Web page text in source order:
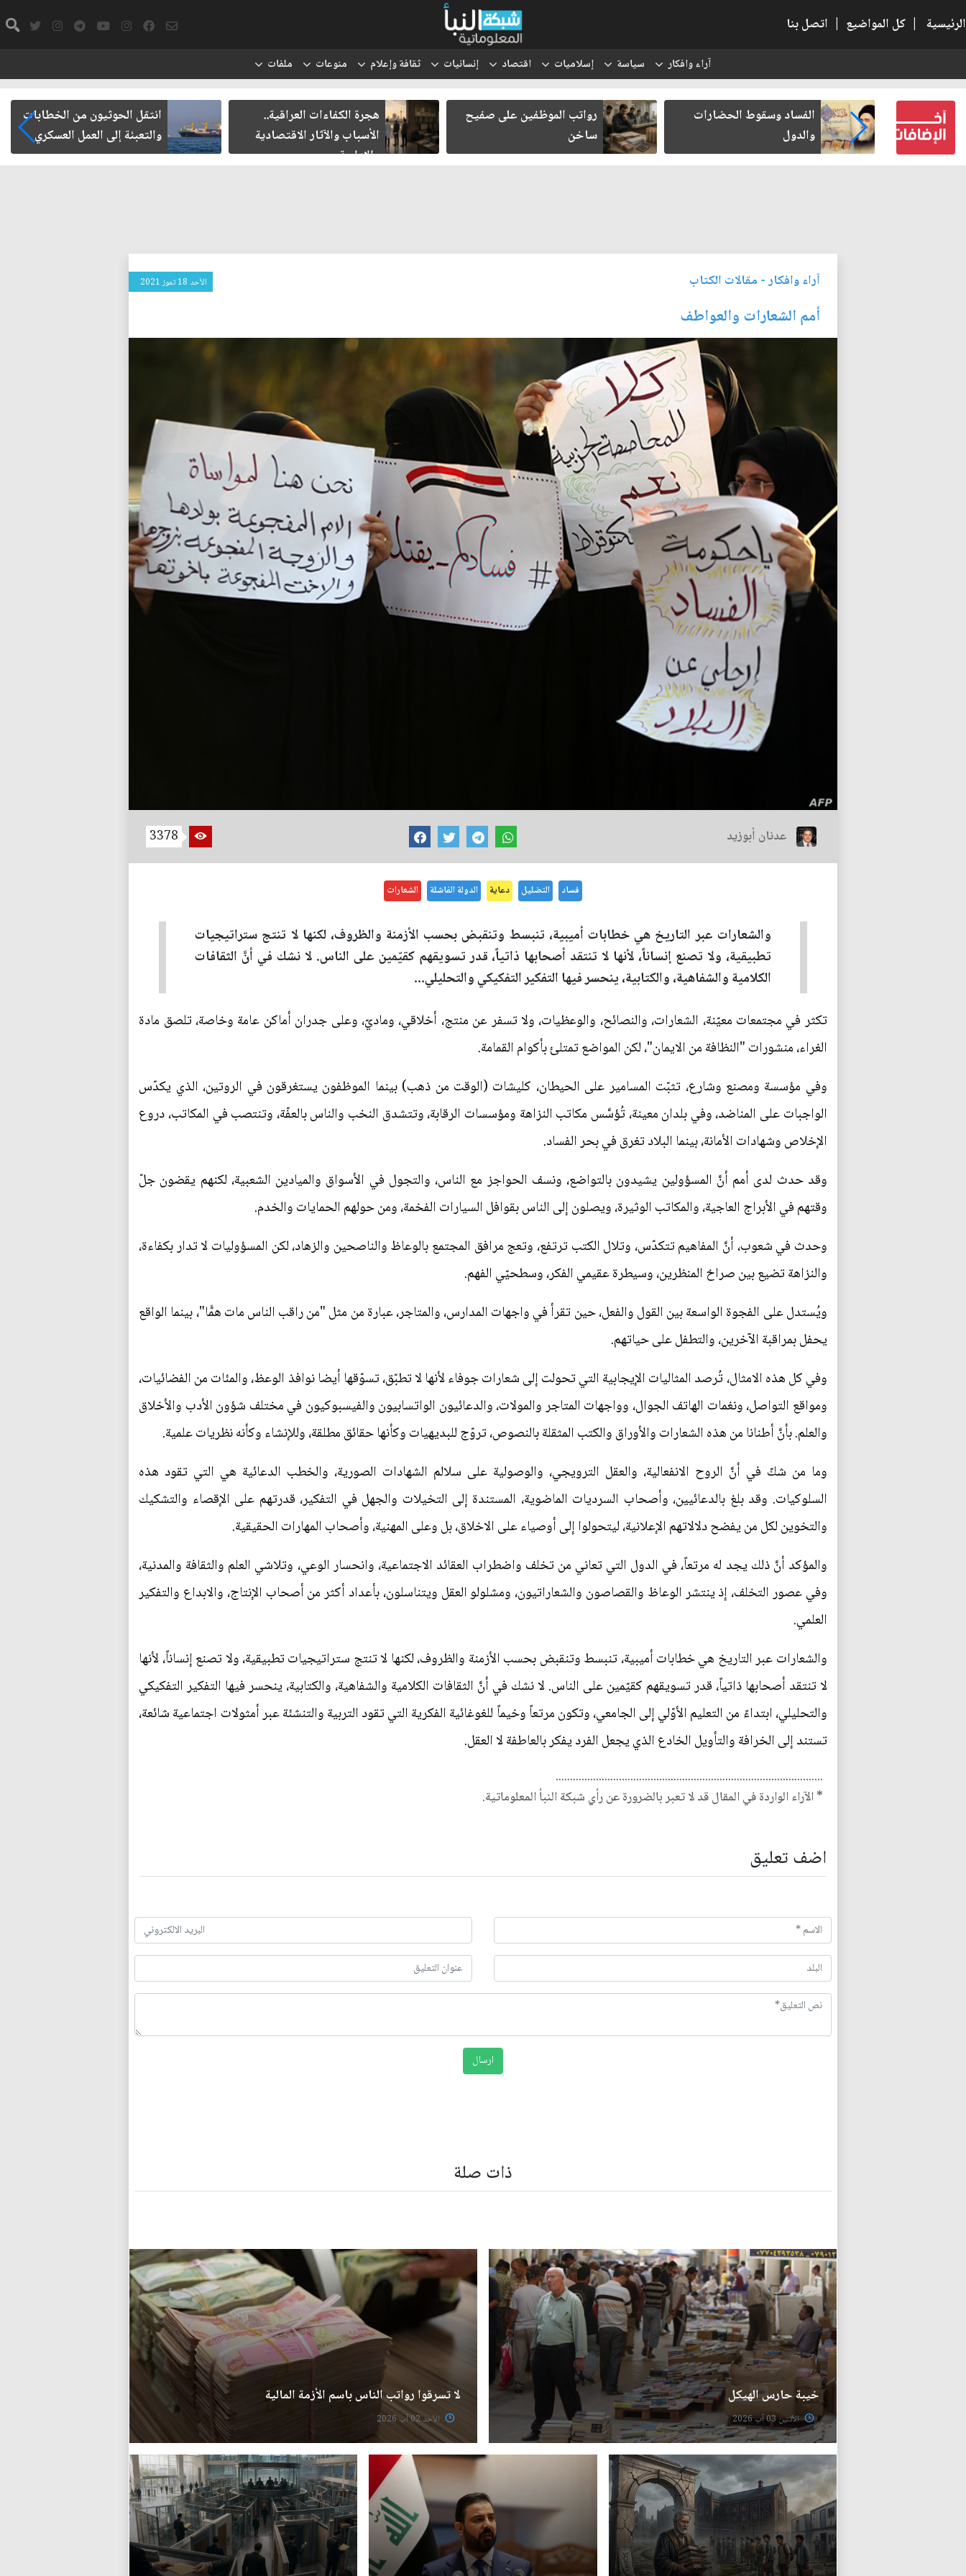
الرئيسية | كل المواضيع | اتصل بنا
آراء وافكار سياسة إسلاميات اقتصاد إنسانيات ثقافة وإعلام منوعات ملفات
الحضارات
رواتب الموظفين على صفيح
ساخن
هجرة الكفاءات العراقية..
الأسباب والآثار الاقتصادية
والإدارية
انتقل الحوثيون من الخطابات
والتعبئة إلى العمل العسكري
مأزق الزيدي مع الميليشيات
آراء وافكار- مقالات الكتاب الأحد 18 تموز 2021
أمم الشعارات والعواطف
عدنان أبوزيد 3378
فساد التضليل دعاية الدولة الفاشلة الشعارات
والشعارات عبر التاريخ هي خطابات أميبية، تنبسط وتنقبض بحسب الأزمنة والظروف، لكنها لا تنتج ستراتيجيات
تطبيقية، ولا تصنع إنساناً، لأنها لا تنتقد أصحابها ذاتياً، قدر تسويقهم كقيّمين على الناس. لا نشك في أنَّ الثقافات
الكلامية والشفاهية، والكتابية، ينحسر فيها التفكير التفكيكي والتحليلي...
تكثر في مجتمعات معيّنة، الشعارات، والنصائح، والوعظيات، ولا تسفر عن منتج، أخلاقي، وماديّ، وعلى جدران أماكن عامة وخاصة، تلصق مادة
الغراء، منشورات "النظافة من الايمان"، لكن المواضع تمتلئ بأكوام القمامة.
وفي مؤسسة ومصنع وشارع، تثبّت المسامير على الحيطان، كليشات (الوقت من ذهب) بينما الموظفون يستغرقون في الروتين، الذي يكدّس
الواجبات على المناضد، وفي بلدان معينة، تُؤسَّس مكاتب النزاهة ومؤسسات الرقابة، وتتشدق النخب والناس بالعفّة، وتنتصب في المكاتب، دروع
الإخلاص وشهادات الأمانة، بينما البلاد تغرق في بحر الفساد.
وقد حدث لدى أمم أنَّ المسؤولين يشيدون بالتواضع، ونسف الحواجز مع الناس، والتجول في الأسواق والميادين الشعبية، لكنهم يقضون جلّ
وقتهم في الأبراج العاجية، والمكاتب الوثيرة، ويصلون إلى الناس بقوافل السيارات الفخمة، ومن حولهم الحمايات والخدم.
وحدث في شعوب، أنَّ المفاهيم تتكدّس، وتلال الكتب ترتفع، وتعج مرافق المجتمع بالوعاظ والناصحين والزهاد، لكن المسؤوليات لا تدار بكفاءة،
والنزاهة تضيع بين صراخ المنظرين، وسيطرة عقيمي الفكر، وسطحيّي الفهم.
ويُستدل على الفجوة الواسعة بين القول والفعل، حين تقرأ في واجهات المدارس، والمتاجر، عبارة من مثل "من راقب الناس مات همًّا"، بينما الواقع
يحفل بمراقبة الآخرين، والتطفل على حياتهم.
وفي كل هذه الامثال، تُرصد المثاليات الإيجابية التي تحولت إلى شعارات جوفاء لأنها لا تطبّق، تسوّقها أيضا نوافذ الوعظ، والمئات من الفضائيات،
ومواقع التواصل، ونغمات الهاتف الجوال، وواجهات المتاجر والمولات، والدعائيون الواتسابيون والفيسبوكيون في مختلف شؤون الأدب والأخلاق
والعلم. بأنَّ أطنانا من هذه الشعارات والأوراق والكتب المثقلة بالنصوص، تروّج للبديهيات وكأنها حقائق مطلقة، وللإنشاء وكأنه نظريات علمية.
وما من شكّ في أنَّ الروح الانفعالية، والعقل الترويجي، والوصولية على سلالم الشهادات الصورية، والخطب الدعائية هي التي تقود هذه
السلوكيات. وقد بلغ بالدعائيين، وأصحاب السرديات الماضوية، المستندة إلى التخيلات والجهل في التفكير، قدرتهم على الإقصاء والتشكيك
والتخوين لكل من يفضح دلالاتهم الإعلانية، ليتحولوا إلى أوصياء على الاخلاق، بل وعلى المهنية، وأصحاب المهارات الحقيقية.
والمؤكد أنَّ ذلك يجد له مرتعاً، في الدول التي تعاني من تخلف واضطراب العقائد الاجتماعية، وانحسار الوعي، وتلاشي العلم والثقافة والمدنية،
وفي عصور التخلف، إذ ينتشر الوعاظ والقصاصون والشعاراتيون، ومشلولو العقل ويتناسلون، بأعداد أكثر من أصحاب الإنتاج، والابداع والتفكير
العلمي.
والشعارات عبر التاريخ هي خطابات أميبية، تنبسط وتنقبض بحسب الأزمنة والظروف، لكنها لا تنتج ستراتيجيات تطبيقية، ولا تصنع إنساناً، لأنها
لا تنتقد أصحابها ذاتياً، قدر تسويقهم كقيّمين على الناس. لا نشك في أنَّ الثقافات الكلامية والشفاهية، والكتابية، ينحسر فيها التفكير التفكيكي
والتحليلي، ابتداءً من التعليم الأوّلي إلى الجامعي، وتكون مرتعاً وخيماً للغوغائية الفكرية التي تقود التربية والتنشئة عبر أمثولات اجتماعية شائعة،
تستند إلى الخرافة والتأويل الخادع الذي يجعل الفرد يفكر بالعاطفة لا العقل.
.............................................................................................
* الآراء الواردة في المقال قد لا تعبر بالضرورة عن رأي شبكة النبأ المعلوماتية.
اضف تعليق
ذات صلة
خيبة حارس الهيكل
الأثنين 03 آب 2026
لا تسرقوا رواتب الناس باسم الأزمة المالية
الأحد 02 آب 2026